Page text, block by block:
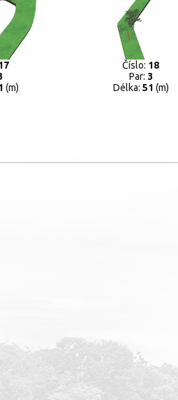
(m)
Číslo: 18
Par: 3
Délka: 51 (m)